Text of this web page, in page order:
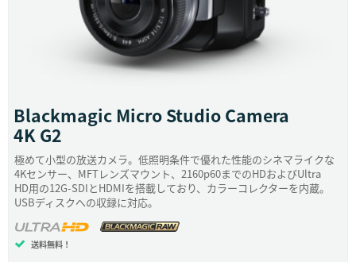
Blackmagic Micro Studio Camera
4K G2
極めて小型の放送カメラ。低照明条件で優れた性能のシネマライクな
4Kセンサー、MFTレンズマウント、2160p60までのHDおよびUltra
HD用の12G-SDIとHDMIを搭載しており、カラーコレクターを内蔵。
USBディスクへの収録に対応。
送料無料！